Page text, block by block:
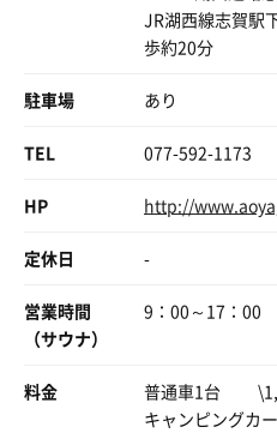
JR湖西線志賀
歩約20分
駐車場 あり
TEL 077-592-1173
HP http://
定休日 -
営業時間
（サウナ）
9：00～17：00
料金
普通車1台
キャンピング